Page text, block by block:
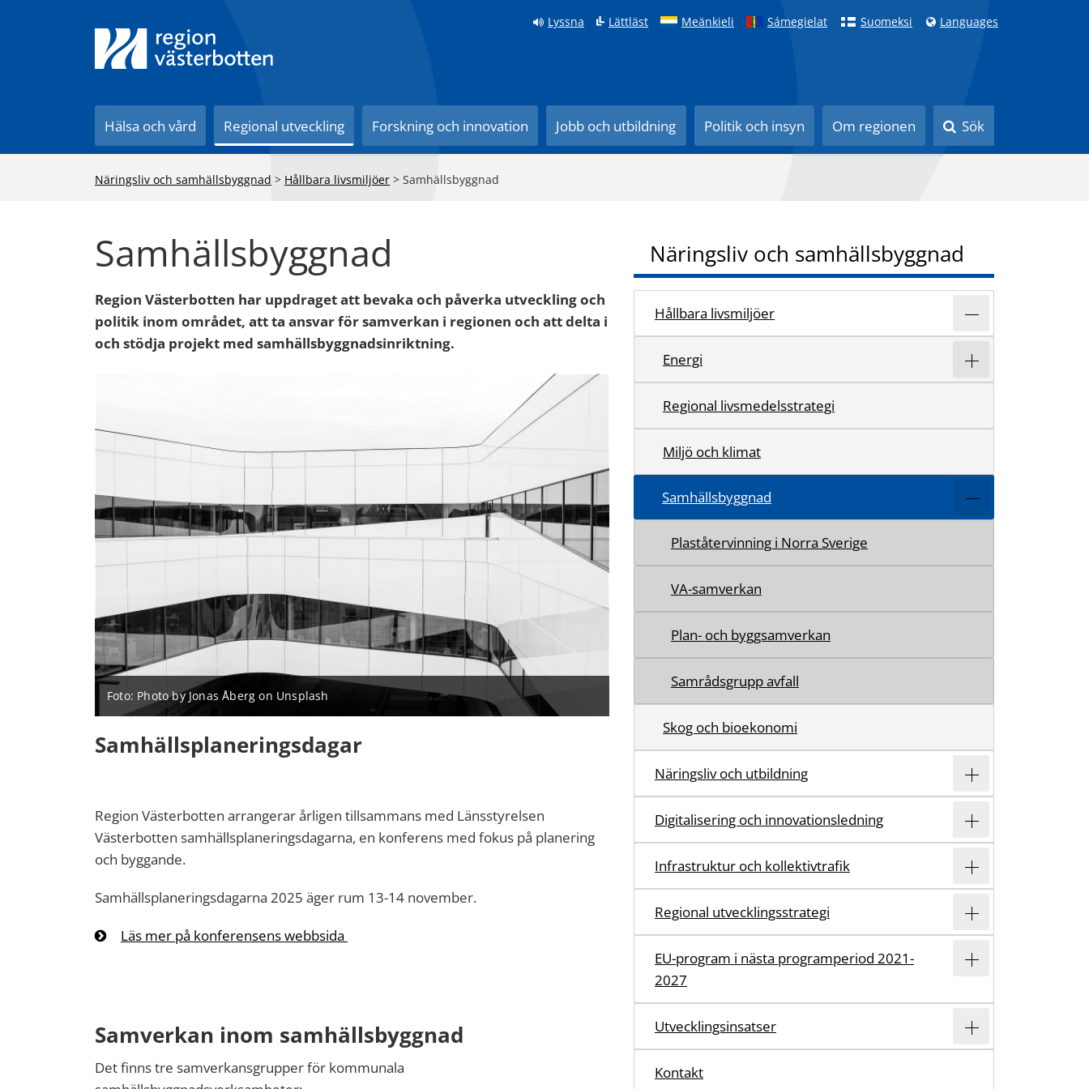
Lyssna Lättläst Meänkieli Sámegielat Suomeksi Languages
Hälsa och vård Regional utveckling Forskning och innovation Jobb och utbildning Politik och insyn Om regionen Sök
Näringsliv och samhällsbyggnad > Hållbara livsmiljöer > Samhällsbyggnad
Samhällsbyggnad
Region Västerbotten har uppdraget att bevaka och påverka utveckling och
politik inom området, att ta ansvar för samverkan i regionen och att delta i
och stödja projekt med samhällsbyggnadsinriktning.
Foto: Photo by Jonas Åberg on Unsplash
Samhällsplaneringsdagar
Region Västerbotten arrangerar årligen tillsammans med Länsstyrelsen
Västerbotten samhällsplaneringsdagarna, en konferens med fokus på planering
och byggande.
Samhällsplaneringsdagarna 2025 äger rum 13-14 november.
Läs mer på konferensens webbsida
Samverkan inom samhällsbyggnad
Det finns tre samverkansgrupper för kommunala
Näringsliv och samhällsbyggnad
Hållbara livsmiljöer
Energi
Regional livsmedelsstrategi
Miljö och klimat
Samhällsbyggnad
Plaståtervinning i Norra Sverige
VA-samverkan
Plan- och byggsamverkan
Samrådsgrupp avfall
Skog och bioekonomi
Näringsliv och utbildning
Digitalisering och innovationsledning
Infrastruktur och kollektivtrafik
Regional utvecklingsstrategi
EU-program i nästa programperiod 2021-
2027
Utvecklingsinsatser
Kontakt